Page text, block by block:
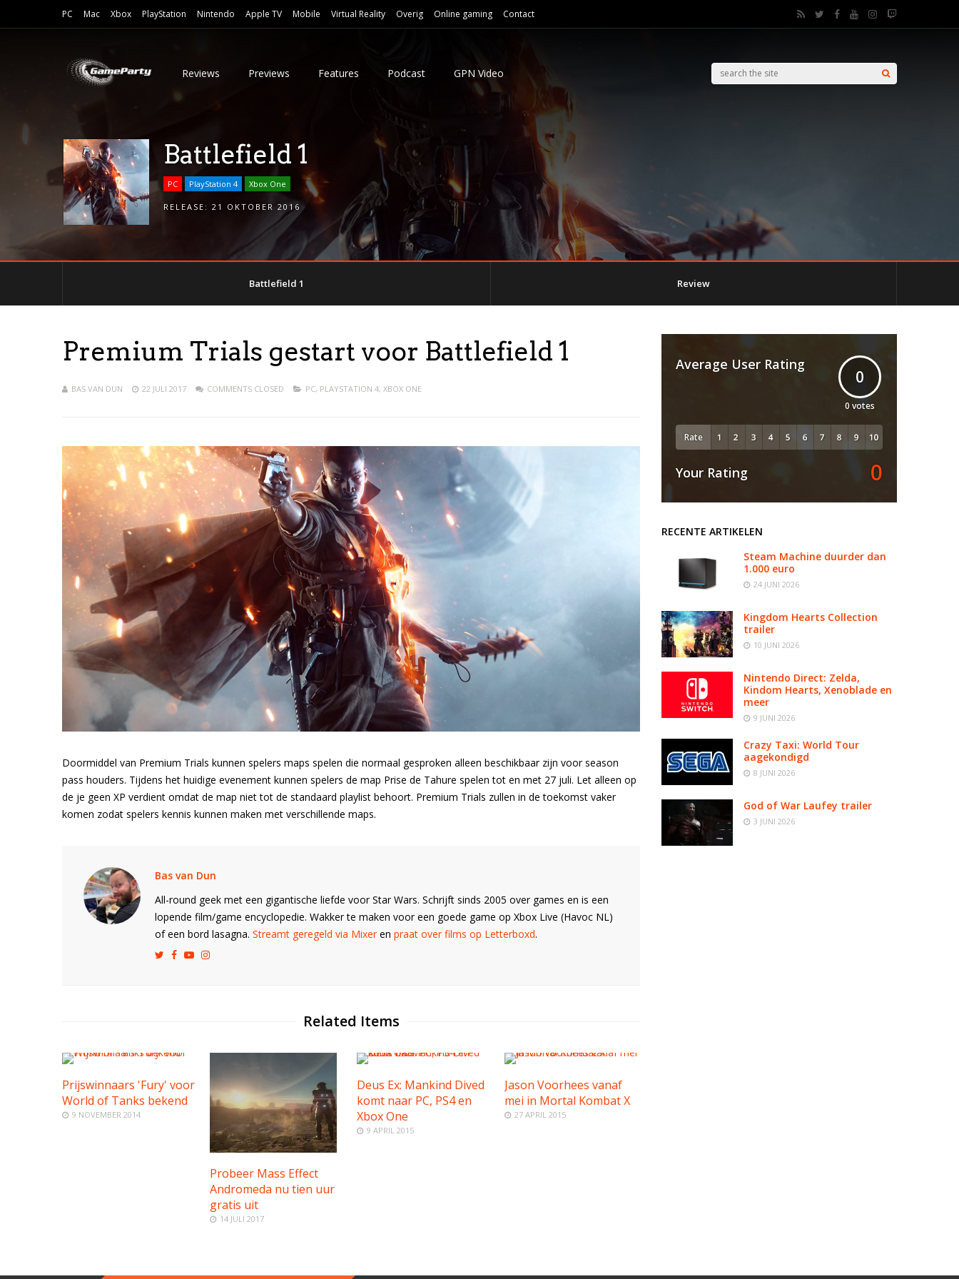
PC Mac Xbox PlayStation Nintendo Apple TV Mobile Virtual Reality Overig Online gaming Contact
Reviews Previews Features Podcast GPN Video
Battlefield 1
PC PlayStation 4 Xbox One
RELEASE: 21 OKTOBER 2016
Battlefield 1 Review
Premium Trials gestart voor Battlefield 1
BAS VAN DUN 22 JULI 2017 COMMENTS CLOSED PC, PLAYSTATION 4, XBOX ONE
Doormiddel van Premium Trials kunnen spelers maps spelen die normaal gesproken alleen beschikbaar zijn voor season
pass houders. Tijdens het huidige evenement kunnen spelers de map Prise de Tahure spelen tot en met 27 juli. Let alleen op
de je geen XP verdient omdat de map niet tot de standaard playlist behoort. Premium Trials zullen in de toekomst vaker
komen zodat spelers kennis kunnen maken met verschillende maps.
Bas van Dun
All-round geek met een gigantische liefde voor Star Wars. Schrijft sinds 2005 over games en is een
lopende film/game encyclopedie. Wakker te maken voor een goede game op Xbox Live (Havoc NL)
of een bord lasagna. Streamt geregeld via Mixeren praat over films op Letterboxd.
Related Items
Prijswinnaars 'Fury' voor
World of Tanks bekend
9 NOVEMBER 2014
Probeer Mass Effect
Andromeda nu tien uur
gratis uit
14 JULI 2017
Deus Ex: Mankind Dived
komt naar PC, PS4 en
Xbox One
9 APRIL 2015
Jason Voorhees vanaf
mei in Mortal Kombat X
27 APRIL 2015
Average User Rating
0
0 votes
Rate
Your Rating 0
RECENTE ARTIKELEN
Steam Machine duurder dan
1.000 euro
24 JUNI 2026
Kingdom Hearts Collection
trailer
10 JUNI 2026
Nintendo Direct: Zelda,
Kindom Hearts, Xenoblade en
meer
9 JUNI 2026
Crazy Taxi: World Tour
aagekondigd
8 JUNI 2026
God of War Laufey trailer
3 JUNI 2026